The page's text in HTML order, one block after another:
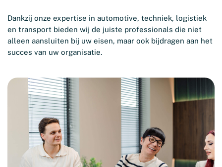
Dankzij onze expertise in automotive, techniek, logistiek
en transport bieden wij de juiste professionals die niet
alleen aansluiten bij uw eisen, maar ook bijdragen aan het
succes van uw organisatie.